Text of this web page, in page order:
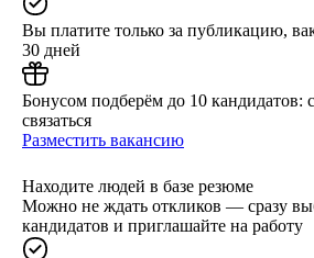
Вы платите только за публикацию,
30 дней
Бонусом подберём до 10 кандидатов:
связаться
Разместить вакансию
Находите людей в базе резюме
Можно не ждать откликов — сразу
кандидатов и приглашайте на работу